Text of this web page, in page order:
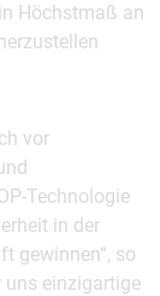
Höchstmaß an
vor
Technologie
in der
gewinnen“, so
uns einzigartige